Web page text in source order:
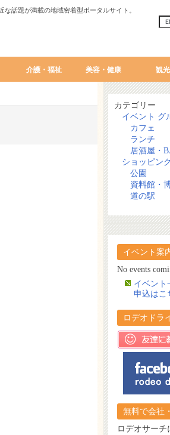
話題が満載の地域密着型ポータルサイト。
介護・福祉 美容・健康 観光
カテゴリー
イベント グ
カフェ
ランチ
居酒屋・
ショッピン
公園
資料館・
道の駅
イベント案
No events
イベント
申込はこ
ロデオドラ
無料で会社
ロデオサーチ